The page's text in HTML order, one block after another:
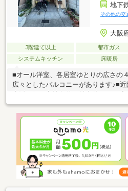
地下
その他の交
大阪
3階建て以上 都市ガス
システムキッチン
床暖房
■オール洋室、各居室ゆとりの広さの
広々としたバルコニーがあります♪■近
す、お気軽にお問い合わせください♪